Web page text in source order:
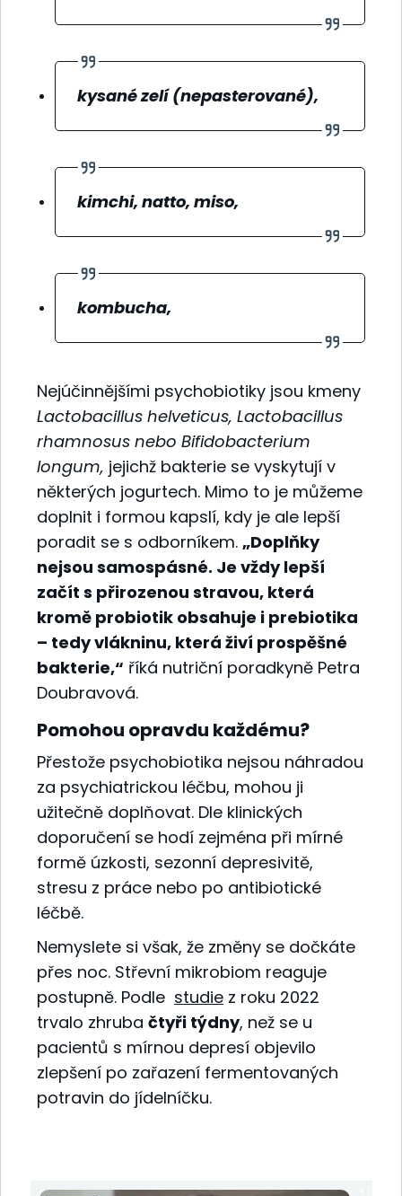
kysané zelí (nepasterované),
kimchi, natto, miso,
kombucha,
Nejúčinnějšími psychobiotiky jsou kmeny
Lactobacillus helveticus, Lactobacillus
rhamnosus nebo Bifidobacterium
longum, jejichž bakterie se vyskytují v
některých jogurtech. Mimo to je můžeme
doplnit i formou kapslí, kdy je ale lepší
poradit se s odborníkem. „Doplňky
nejsou samospásné. Je vždy lepší
začít s přirozenou stravou, která
kromě probiotik obsahuje i prebiotika
– tedy vlákninu, která živí prospěšné
bakterie,“ říká nutriční poradkyně Petra
Doubravová.
Pomohou opravdu každému?
Přestože psychobiotika nejsou náhradou
za psychiatrickou léčbu, mohou ji
užitečně doplňovat. Dle klinických
doporučení se hodí zejména při mírné
formě úzkosti, sezonní depresivitě,
stresu z práce nebo po antibiotické
léčbě.
Nemyslete si však, že změny se dočkáte
přes noc. Střevní mikrobiom reaguje
postupně. Podle studie z roku 2022
trvalo zhruba čtyři týdny, než se u
pacientů s mírnou depresí objevilo
zlepšení po zařazení fermentovaných
potravin do jídelníčku.